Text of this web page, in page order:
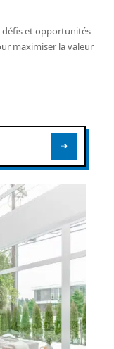
défis et opportunités
maximiser la valeur